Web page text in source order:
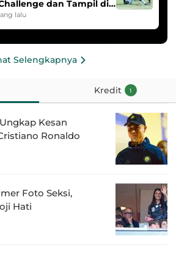
dan Tampil di
League
lalu
Selengkapnya
Kredit 1
Kesan
Ronaldo
Foto Seksi,
Hati